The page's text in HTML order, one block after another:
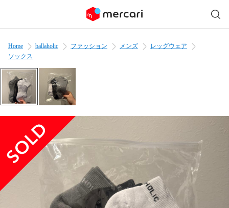
Home ballaholic ファッション メンズ
レッグウェア
ソックス